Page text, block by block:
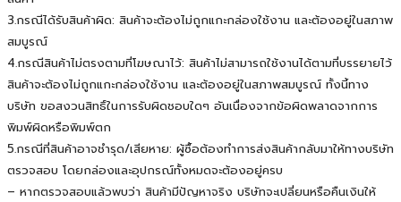
3.กรณีได้รับสินค้าผิด: สินค้าจะต้องไม่ถูกแกะกล่องใช้งาน และต้องอยู่ในสภาพ
สมบูรณ์
4.กรณีสินค้าไม่ตรงตามที่โฆษณาไว้: สินค้าไม่สามารถใช้งานได้ตามที่บรรยายไว้
สินค้าจะต้องไม่ถูกแกะกล่องใช้งาน และต้องอยู่ในสภาพสมบูรณ์ ทั้งนี้ทาง
บริษัท ขอสงวนสิทธิ์ในการรับผิดชอบใดๆ อันเนื่องจากข้อผิดพลาดจากการ
พิมพ์ผิดหรือพิมพ์ตก
5.กรณีที่สินค้าอาจชำรุด/เสียหาย: ผู้ซื้อต้องทำการส่งสินค้ากลับมาให้ทางบริษัท
ตรวจสอบ โดยกล่องและอุปกรณ์ทั้งหมดจะต้องอยู่ครบ
– หากตรวจสอบแล้วพบว่า สินค้ามีปัญหาจริง บริษัทจะเปลี่ยนหรือคืนเงินให้